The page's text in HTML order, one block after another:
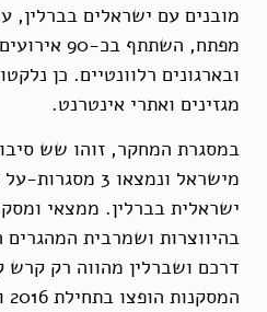
מובנים עם ישראלים בברלין,
מפתח, השתתף
ובארגונים רלוונטיים. כן
מגזינים ואתרי אינטרנט.
במסגרת המחקר, זוהו שש
מישראל ונמצאו 3
ישראלית בברלין. ממצאי
בהיווצרות ושמרבית
דרכם ושברלין מהווה רק קרש